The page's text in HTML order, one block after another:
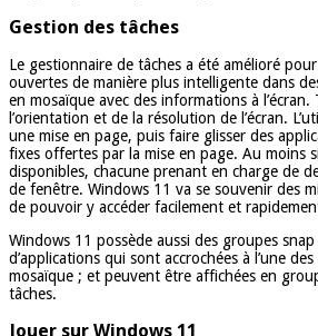
Gestion des tâches
Le gestionnaire de tâches a été amélioré
ouvertes de manière plus intelligente dans
en mosaïque avec des informations à
l’orientation et de la résolution de l’écran.
une mise en page, puis faire glisser des
fixes offertes par la mise en page. Au moins
disponibles, chacune prenant en charge de
de fenêtre. Windows 11 va se souvenir des
de pouvoir y accéder facilement et
Windows 11 possède aussi des groupes
d’applications qui sont accrochées à l’une
mosaïque ; et peuvent être affichées en
tâches.
Jouer sur Windows 11